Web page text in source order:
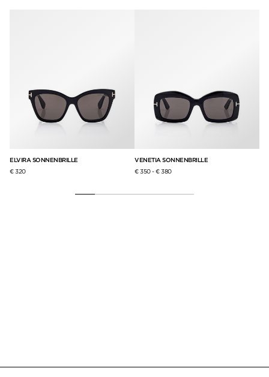
ELVIRA SONNENBRILLE
€ 320
VENETIA SONNENBRILLE
€ 350-€ 380